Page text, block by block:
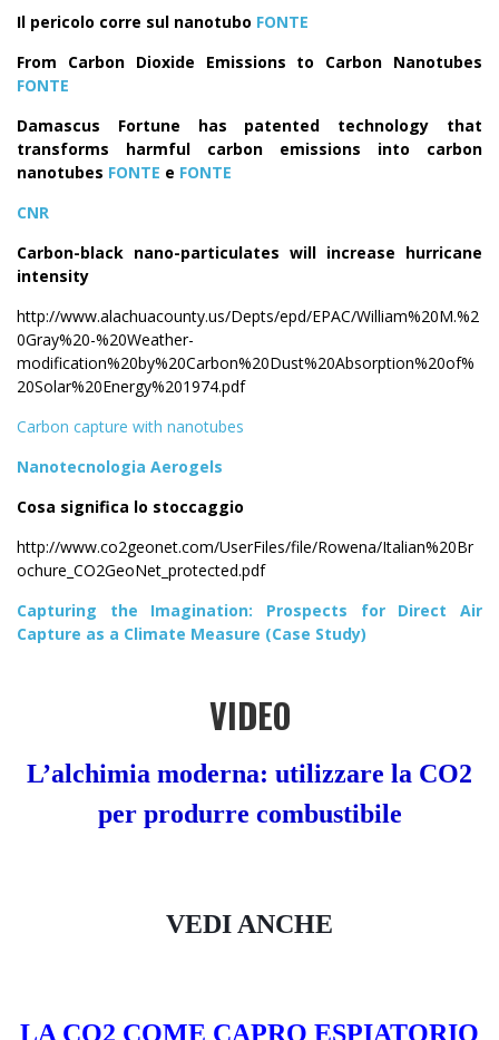
Il pericolo corre sul nanotubo FONTE
From Carbon Dioxide Emissions to Carbon Nanotubes
FONTE
Damascus Fortune has patented technology that
transforms harmful carbon emissions into carbon
nanotubes FONTE e FONTE
CNR
Carbon-black nano-particulates will increase hurricane
intensity
http://www.alachuacounty.us/Depts/epd/EPAC/William%20M.%2
0Gray%20-%20Weather-
modification%20by%20Carbon%20Dust%20Absorption%20of%
20Solar%20Energy%201974.pdf
Carbon capture with nanotubes
Nanotecnologia Aerogels
Cosa significa lo stoccaggio
http://www.co2geonet.com/UserFiles/file/Rowena/Italian%20Br
ochure_CO2GeoNet_protected.pdf
Capturing the Imagination: Prospects for Direct Air
Capture as a Climate Measure (Case Study)
VIDEO
L’alchimia moderna: utilizzare la CO2
per produrre combustibile
VEDI ANCHE
LA CO2 COME CAPRO ESPIATORIO